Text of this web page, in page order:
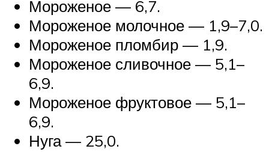
Мороженое — 6,7.
Мороженое молочное — 1,9–7,0.
Мороженое пломбир — 1,9.
Мороженое сливочное — 5,1–
6,9.
Мороженое фруктовое — 5,1–
6,9.
Нуга — 25,0.